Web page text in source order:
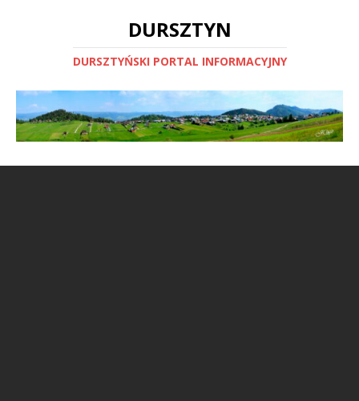
DURSZTYN
DURSZTYŃSKI PORTAL INFORMACYJNY